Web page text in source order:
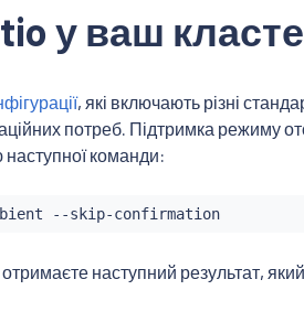
у ваш
, які включають різні
потреб. Підтримка режиму
команди:
ambient --skip-confirmation
наступний результат,